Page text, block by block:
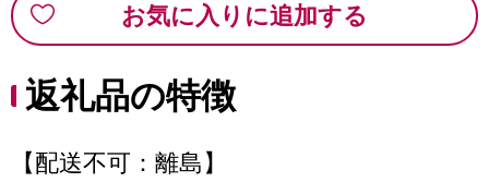
お気に入りに追加する
返礼品の特徴
【配送不可：離島】